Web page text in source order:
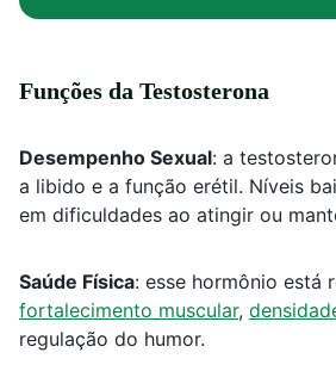
Funções da Testosterona
Desempenho Sexual: a
a libido e a função erétil. Níveis
em dificuldades ao atingir ou
Saúde Física: esse hormônio está
fortalecimento muscular,
regulação do humor.